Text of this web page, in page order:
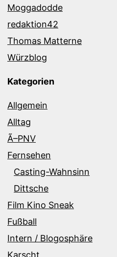
Moggadodde
redaktion42
Thomas Matterne
Würzblog
Kategorien
Allgemein
Alltag
Ã–PNV
Fernsehen
Casting-Wahnsinn
Dittsche
Film Kino Sneak
Fußball
Intern / Blogosphäre